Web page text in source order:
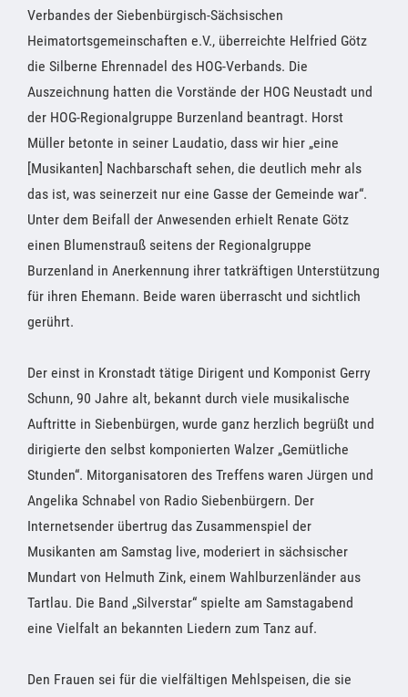
Verbandes der Siebenbürgisch-Sächsischen
Heimatortsgemeinschaften e.V., überreichte Helfried Götz
die Silberne Ehrennadel des HOG-Verbands. Die
Auszeichnung hatten die Vorstände der HOG Neustadt und
der HOG-Regionalgruppe Burzenland beantragt. Horst
Müller betonte in seiner Laudatio, dass wir hier „eine
[Musikanten] Nachbarschaft sehen, die deutlich mehr als
das ist, was seinerzeit nur eine Gasse der Gemeinde war“.
Unter dem Beifall der Anwesenden erhielt Renate Götz
einen Blumenstrauß seitens der Regionalgruppe
Burzenland in Anerkennung ihrer tatkräftigen Unterstützung
für ihren Ehemann. Beide waren überrascht und sichtlich
gerührt.
Der einst in Kronstadt tätige Dirigent und Komponist Gerry
Schunn, 90 Jahre alt, bekannt durch viele musikalische
Auftritte in Siebenbürgen, wurde ganz herzlich begrüßt und
dirigierte den selbst komponierten Walzer „Gemütliche
Stunden“. Mitorganisatoren des Treffens waren Jürgen und
Angelika Schnabel von Radio Siebenbürgern. Der
Internetsender übertrug das Zusammenspiel der
Musikanten am Samstag live, moderiert in sächsischer
Mundart von Helmuth Zink, einem Wahlburzenländer aus
Tartlau. Die Band „Silverstar“ spielte am Samstagabend
eine Vielfalt an bekannten Liedern zum Tanz auf.
Den Frauen sei für die vielfältigen Mehlspeisen, die sie